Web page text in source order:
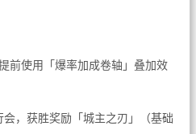
前使用「爆率加成卷轴」叠加效
，获胜奖励「城主之刃」（基础